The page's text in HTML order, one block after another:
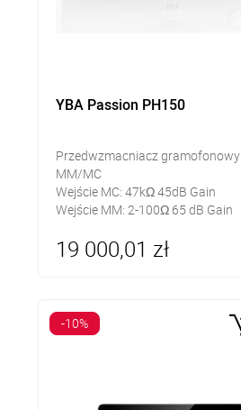
YBA Passion PH150
Przedwzmacniacz gramofonowy
MM/MC
Wejście MC: 47kΩ 45dB Gain
Wejście MM: 2-100Ω 65 dB Gain
Wyjście: RCA, XLR
19 000,01 zł
-10%